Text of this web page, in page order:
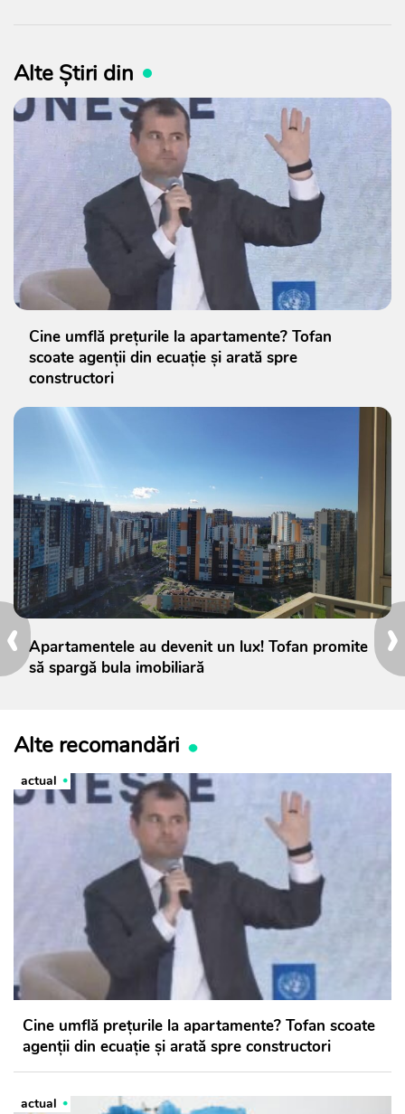
›
‹
Alte Știri din
Cine umflă prețurile la apartamente? Tofan
scoate agenții din ecuație și arată spre
constructori
Apartamentele au devenit un lux! Tofan promite
să spargă bula imobiliară
Alte recomandări
actual
Cine umflă prețurile la apartamente? Tofan scoate
agenții din ecuație și arată spre constructori
actual